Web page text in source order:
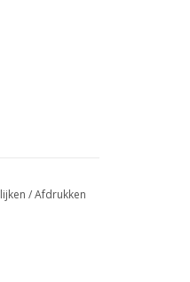
/Afdrukken